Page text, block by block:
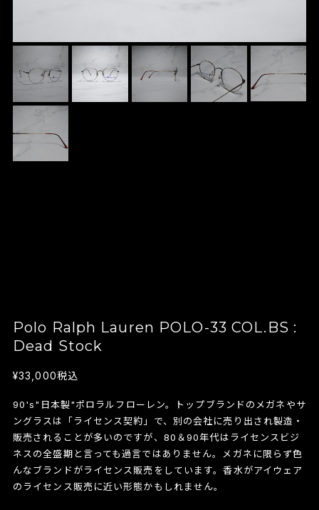
Polo Ralph Lauren POLO-33 COL.BS :
Dead Stock
¥33,000税込
90's"日本製"ポロラルフローレン。トップブランドのメガネやサ
ングラスは「ライセンス契約」で、別の会社に売り出され製造・
販売されることが多いのですが、80＆90年代はライセンスビジ
ネスの全盛期と言っても過言ではありません。メガネに限らず色
んなブランドがライセンス販売をしています。香水がアイウェア
のライセンス販売に近い形態かもしれません。